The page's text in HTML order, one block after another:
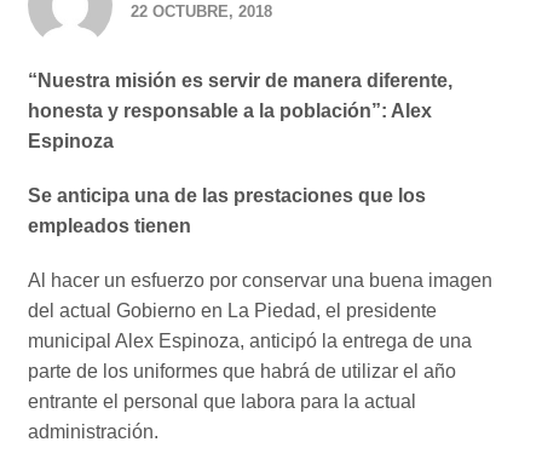
22 OCTUBRE, 2018
“Nuestra misión es servir de manera diferente,
honesta y responsable a la población”: Alex
Espinoza
Se anticipa una de las prestaciones que los
empleados tienen
Al hacer un esfuerzo por conservar una buena imagen
del actual Gobierno en La Piedad, el presidente
municipal Alex Espinoza, anticipó la entrega de una
parte de los uniformes que habrá de utilizar el año
entrante el personal que labora para la actual
administración.